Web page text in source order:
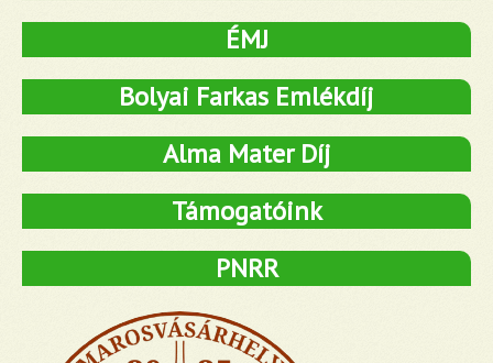
ÉMJ
Bolyai Farkas Emlékdíj
Alma Mater Díj
Támogatóink
PNRR